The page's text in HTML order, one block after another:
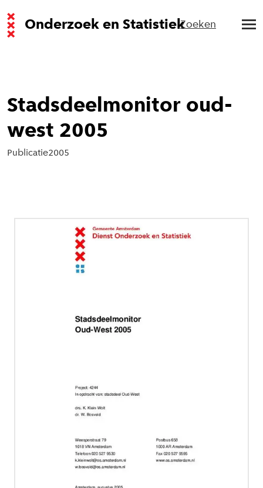
Onderzoek en StatistiekZoeken
Stadsdeelmonitor oud-
west 2005
Publicatie2005